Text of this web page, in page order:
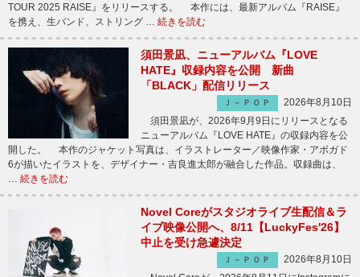
TOUR 2025 RAISE』をリリースする。 本作には、最新アルバム『RAISE』
を携え、生バンド、ストリング … 続きを読む
須田景凪、ニューアルバム『LOVE
HATE』収録内容を公開 新曲
「BLACK」配信リリース
Ｊ－ＰＯＰ
2026年8月10日
須田景凪が、2026年9月9日にリリースとなる
ニューアルバム『LOVE HATE』の収録内容を公
開した。 本作のジャケット写真は、イラストレーター／映像作家・アボガド
6が描いたイラストを、デザイナー・吉良進太郎が融合した作品。収録曲は、
… 続きを読む
Novel Coreがスタジオライブ生配信＆ラ
イブ映像公開へ、8/11【LuckyFes'26】
中止を受け急遽決定
Ｊ－ＰＯＰ
2026年8月10日